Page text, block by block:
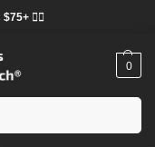
❤️‍🔥
0